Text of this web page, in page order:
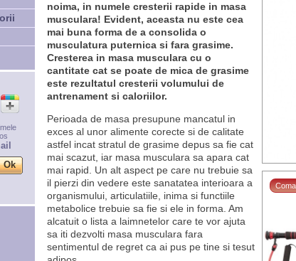
noima, in numele cresterii rapide in masa
musculara! Evident, aceasta nu este cea
mai buna forma de a consolida o
musculatura puternica si fara grasime.
Cresterea in masa musculara cu o
cantitate cat se poate de mica de grasime
este rezultatul cresterii volumului de
antrenament si caloriilor.
Perioada de masa presupune mancatul in
exces al unor alimente corecte si de calitate
astfel incat stratul de grasime depus sa fie cat
mai scazut, iar masa musculara sa apara cat
mai rapid. Un alt aspect pe care nu trebuie sa
il pierzi din vedere este sanatatea interioara a
organismului, articulatiile, inima si functiile
metabolice trebuie sa fie si ele in forma. Am
alcatuit o lista a laimnetelor care te vor ajuta
sa iti dezvolti masa musculara fara
sentimentul de regret ca ai pus pe tine si tesut